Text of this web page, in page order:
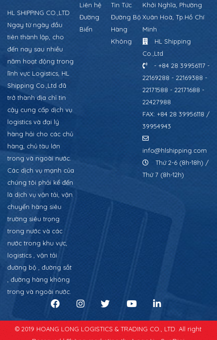
HL SHIPPING CO.,LTD
Ngay từ ngày đầu
tiên thành lập, cho
đến nay sau nhiều
năm hoạt động trong
lĩnh vực Logistics, HL
Shipping Co.,Ltd đã
trở thành địa chỉ tin
cậy cung cấp dịch vụ
logistics và đại lý
hàng hải cho các chủ
hàng, chủ tàu lớn
trong và ngoài nước.
Các dịch vụ mạnh của
chúng tôi phải kể đến
là dịch vụ vận tải, vận
chuyển hàng siêu
trường siêu trọng
trong nước và các
nước trong khu vực,
logistics , vận tải
đường bộ , đường sắt
, đường hàng không
trong và ngoài nước.
Liên hệ
Tin Tức
Đường
Biển
Đường Bộ
Hàng
Không
Khởi Nghĩa, Phường
Xuân Hoà, Tp.Hồ Chí
Minh
HL Shipping
Co.,Ltd
- +84 28 39956117 -
22169288 - 22169388 -
22171588 - 22171688 -
22427988
FAX: +84 28 39956118 /
39954943
info@hlshipping.com
Thứ 2-6 (8h-18h) /
Thứ 7 (8h-12h)
© 2019 HOANG LONG LOGISTICS & TRADING CO., LTD. All right